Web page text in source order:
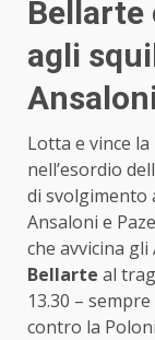
Bellarte
agli
Lotta e vince la
nell’esordio dell
di svolgimento
Ansaloni e
che avvicina
Bellarte al
13.30 –
contro la